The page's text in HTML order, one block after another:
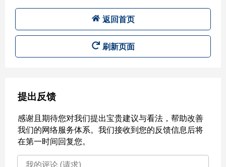
返回首页
刷新页面
提出反馈
感谢且期待您对我们提出宝贵建议与看法，帮助改善
我们的网络服务体系。我们接收到您的反馈信息后将
在第一时间回复您。